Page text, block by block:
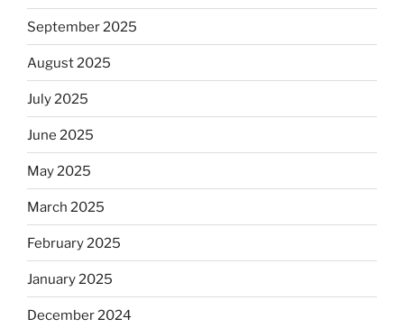
September 2025
August 2025
July 2025
June 2025
May 2025
March 2025
February 2025
January 2025
December 2024